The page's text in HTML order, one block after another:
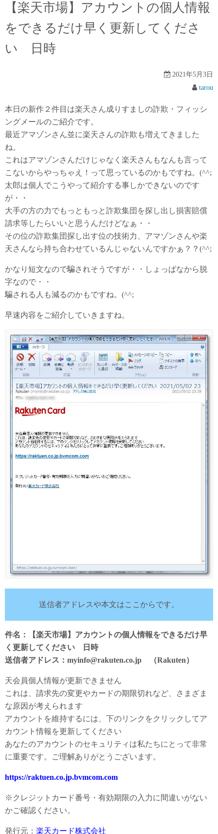
【楽天市場】アカウントの個人情報
をできるだけ早く更新してくださ
い 日時
2021年5月3日
tarou
本日の新作２件目は楽天さん成りすましの詐欺・フィッシ
ングメールのご紹介です。
最近アマゾンさん並に楽天さんの詐欺も増えてきました
ね。
これはアマゾンさんだけじゃなく楽天さんもなんも言って
こないからやっちゃえ！って思っているのかもですね。(^^;
太郎は個人でこうやって紹介する事しかできないのです
が・・
大手の方の力でもっともっと詐欺集団を探し出し損害賠償
請求等したらいいと思うんだけどなぁ・・
その位の詐欺集団探し出す位の技術力、アマゾンさんや楽
天さんなら持ち合わせているんじゃないんですかぁ？？(^^;
かなり短文なので騙されそうですが・・しょっぱなから脱
字なので・・
騙される人も減るのかもですね。(^^;
早速内容をご紹介していきますね。
送信者アドレスや本文はここからです。
件名：【楽天市場】アカウントの個人情報をできるだけ早
く更新してください 日時
送信者アドレス：myinfo@rakuten.co.jp （Rakuten）
天会員個人情報が更新できません
これは、請求先の変更やカードの期限切れなど、さまざま
な原因が考えられます
アカウントを維持するには、下のリンクをクリックしてア
カウント情報を更新してください
あなたのアカウントのセキュリティは私たちにとって非常
に重要です。ご理解ありがとうございます。
https://raktuen.co.jp.bvmcom.com
※クレジットカード番号・有効期限の入力に間違いがない
かご確認ください。
発行元： 楽天カード株式会社